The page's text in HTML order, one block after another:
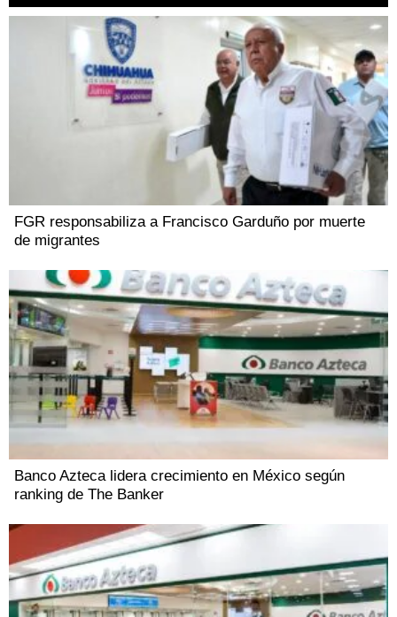
FGR responsabiliza a Francisco Garduño por muerte
de migrantes
Banco Azteca lidera crecimiento en México según
ranking de The Banker